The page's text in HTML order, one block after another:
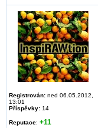
Registrován: ned 06.05.2012,
13:01
Příspěvky: 14
Reputace: +11